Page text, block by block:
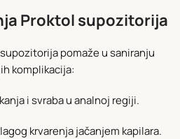
Proktol supozitorija
pomaže u saniranju
komplikacija:
i svraba u analnoj regiji.
krvarenja jačanjem kapilara.